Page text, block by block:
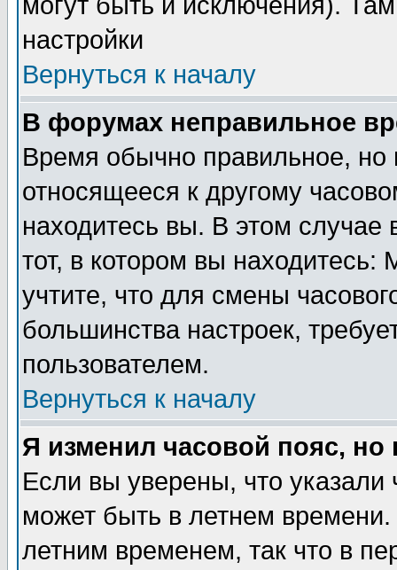
настройки
Вернуться к началу
В форумах неправильное
Время обычно правильное,
относящееся к другому
находитесь вы. В этом
тот, в котором вы
учтите, что для смены
большинства настроек,
пользователем.
Вернуться к началу
Я изменил часовой пояс,
Если вы уверены, что указали
может быть в летнем
летним временем, так что в